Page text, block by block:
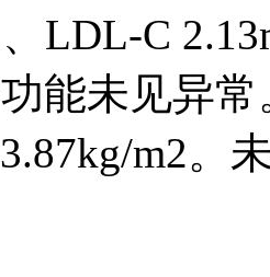
LDL-C
能未见异
m2。